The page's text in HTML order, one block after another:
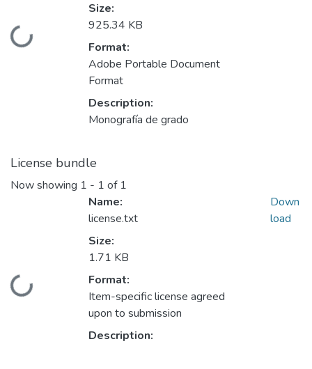
Loading...
Size:
925.34 KB
Format:
Adobe Portable Document
Format
Description:
Monografía de grado
License bundle
Now showing 1 - 1 of 1
Loading...
Name:
license.txt
Size:
1.71 KB
Format:
Item-specific license agreed
upon to submission
Description:
Down
load